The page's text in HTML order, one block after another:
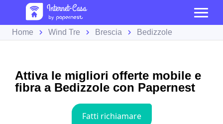
Home Wind Tre Brescia Bedizzole